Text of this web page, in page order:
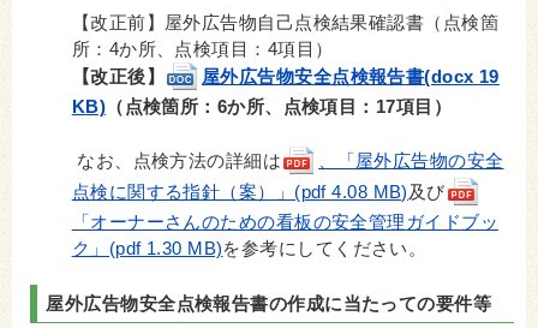
【改正前】屋外広告物自己点検結果確認書（点検箇
所：4か所、点検項目：4項目）
【改正後】
屋外広告物安全点検報告書(docx 19
KB) （点検箇所：6か所、点検項目：17項目）
なお、点検方法の詳細は
、「屋外広告物の安全
点検に関する指針（案）」(pdf 4.08 MB)及び
「オーナーさんのための看板の安全管理ガイドブッ
ク」(pdf 1.30 MB)を参考にしてください。
屋外広告物安全点検報告書の作成に当たっての要件等